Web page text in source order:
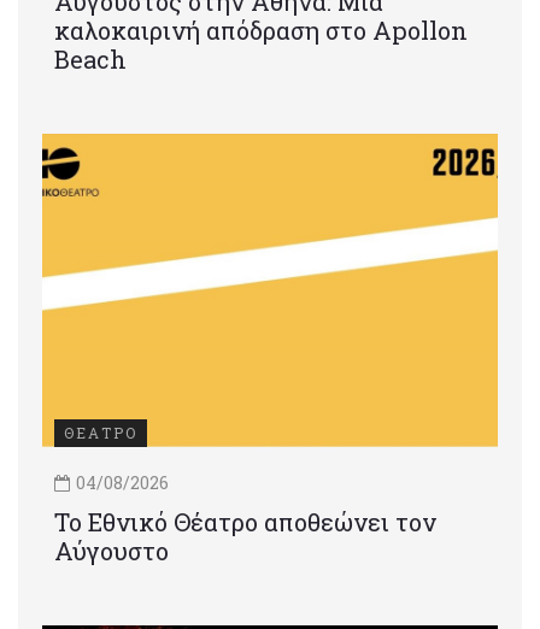
καλοκαιρινή απόδραση στο Apollon
Beach
ΘΕΑΤΡΟ
04/08/2026
Το Εθνικό Θέατρο αποθεώνει τον
Αύγουστο